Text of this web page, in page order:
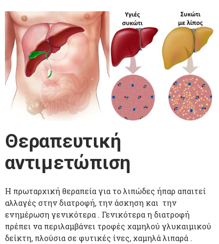
Θεραπευτική
αντιμετώπιση
Η πρωταρχική θεραπεία για το λιπώδες ήπαρ απαιτεί
αλλαγές στην διατροφή, την άσκηση και την
ενημέρωση γενικότερα . Γενικότερα η διατροφή
πρέπει να περιλαμβάνει τροφές χαμηλού γλυκαιμικού
δείκτη, πλούσια σε φυτικές ίνες, χαμηλά λιπαρά .